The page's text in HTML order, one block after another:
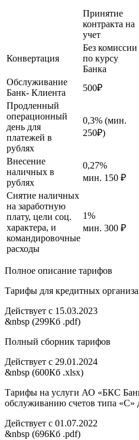
Принятие
контракта на
учет
Конвертация
Без комиссии
по курсу
Банка
Обслуживание
Банк- Клиента
500₽
Продленный
операционный
день для
платежей в
рублях
0,3% (мин.
250₽)
Внесение
наличных в
рублях
0,27%
мин. 150 ₽
Снятие наличных
на заработную
плату, цели соц.
характера, и
командировочные
расходы
1%
мин. 300 ₽
Полное описание тарифов
Тарифы для кредитных
Действует с 15.03.2023
&nbsp (299Кб .pdf)
Полный сборник тарифов
Действует с 29.01.2024
&nbsp (600Кб .xlsx)
Тарифы на услуги АО «БКС
обслуживанию счетов типа «С»
Действует с 01.07.2022
&nbsp (696Кб .pdf)